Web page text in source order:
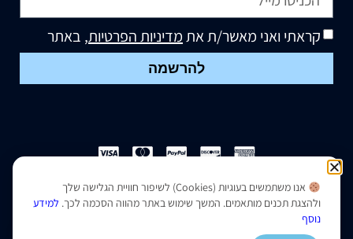
קראתי ואני מאשר/ת אתמדיניות הפרטיות, באתר
להרשמה
הצהרת נגישות|מדיניות פרטיות
אנו משתמשים בעוגיות (Cookies) לשיפור חוויית הגלישה שלך
ולהצגת תכנים מותאמים. המשך שימוש באתר מהווה הסכמה לכך. למידע
נוסף